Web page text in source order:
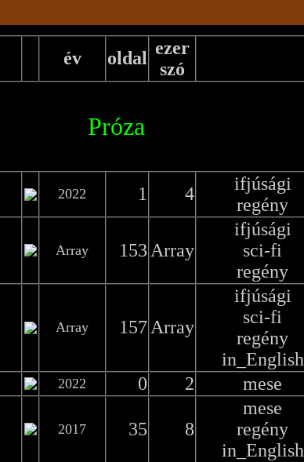
év oldal ezer
szó
Próza
2022 1 4
ifjúsági
regény
Array 153 Array
ifjúsági
sci-fi
regény
Array 157 Array
ifjúsági
sci-fi
regény
in_English
2022 0 2 mese
2017 35 8
mese
regény
in_English